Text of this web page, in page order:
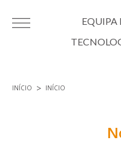
EQUIPA
INÍCIO INÍCIO